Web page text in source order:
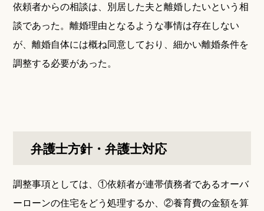
依頼者からの相談は、別居した夫と離婚したいという相
談であった。離婚理由となるような事情は存在しない
が、離婚自体には概ね同意しており、細かい離婚条件を
調整する必要があった。
弁護士方針・弁護士対応
調整事項としては、①依頼者が連帯債務者であるオーバ
ーローンの住宅をどう処理するか、②養育費の金額を算